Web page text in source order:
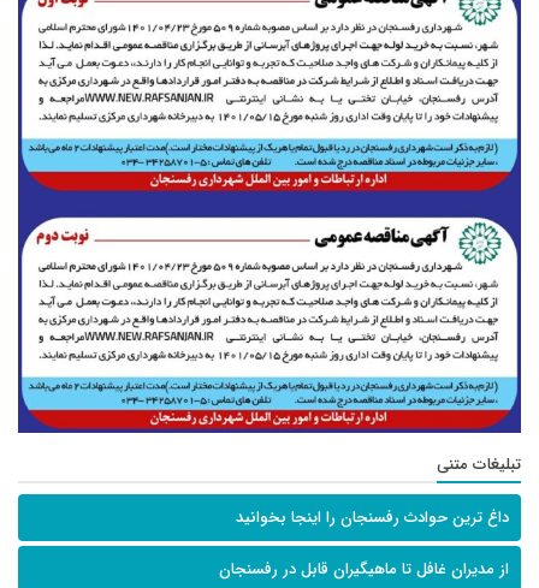
تبلیغات متنی
داغ ترین حوادث رفسنجان را اینجا بخوانید
از مدیران غافل تا ماهیگیران قابل در رفسنجان